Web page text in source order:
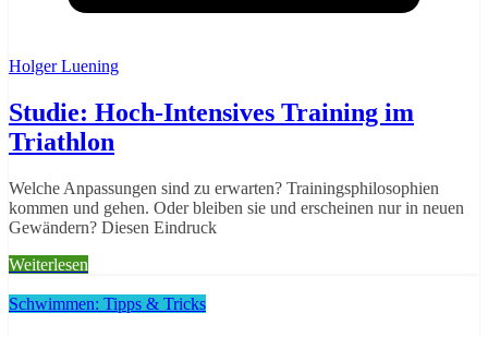
Holger Luening
Studie: Hoch-Intensives Training im
Triathlon
Welche Anpassungen sind zu erwarten? Trainingsphilosophien
kommen und gehen. Oder bleiben sie und erscheinen nur in neuen
Gewändern? Diesen Eindruck
Weiterlesen
Schwimmen: Tipps & Tricks